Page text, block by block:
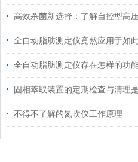
不得不了解的氮吹仪工作原理